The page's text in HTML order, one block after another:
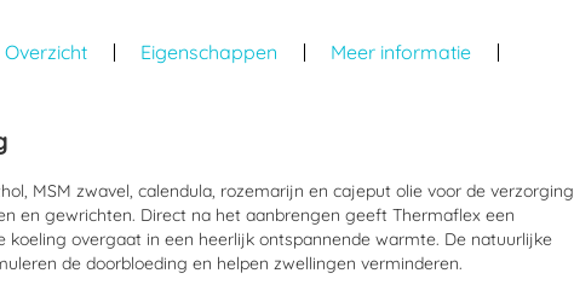
Overzicht Eigenschappen
Meer informatie
MSM zwavel, calendula, rozemarijn en cajeput olie voor de verzorging
en gewrichten. Direct na het aanbrengen geeft Thermaflex een
koeling overgaat in een heerlijk ontspannende warmte. De natuurlijke
de doorbloeding en helpen zwellingen verminderen.